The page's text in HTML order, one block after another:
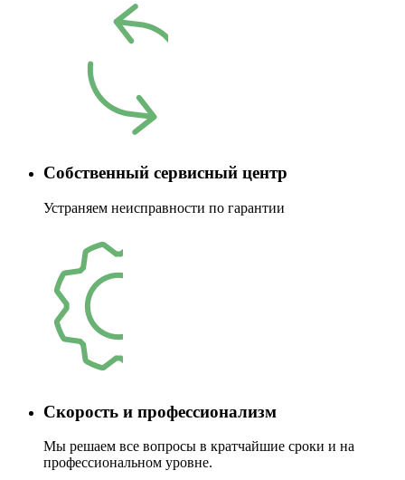
Собственный сервисный центр
Устраняем неисправности по гарантии
Скорость и профессионализм
Мы решаем все вопросы в кратчайшие сроки и на
профессиональном уровне.